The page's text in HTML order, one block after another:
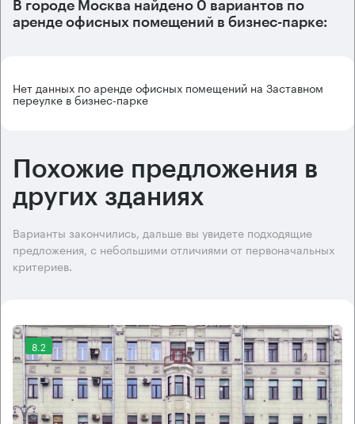
В городе Москва найдено 0 вариантов по
аренде офисных помещений в бизнес-парке:
Нет данных по аренде офисных помещений на Заставном
переулке в бизнес-парке
Похожие предложения в
других зданиях
Варианты закончились, дальше вы увидете подходящие
предложения, с небольшими отличиями от первоначальных
критериев.
8.2